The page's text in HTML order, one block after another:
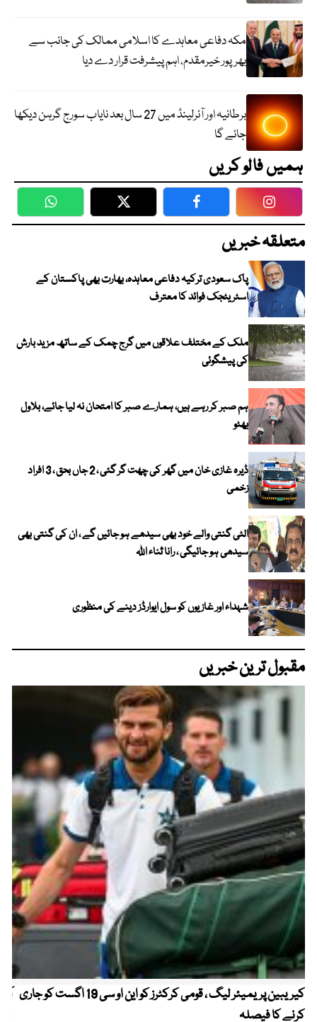
مکہ دفاعی معاہدے کا اسلامی ممالک کی جانب سے
بھرپور خیرمقدم، اہم پیشرفت قرار دے دیا
برطانیہ اور آئرلینڈ میں 27 سال بعد نایاب سورج گرہن دیکھا
جائے گا
ہمیں فالو کریں
WhatsApp Twitter Facebook
متعلقہ خبریں
پاک سعودی ترکیہ دفاعی معاہدہ، بھارت بھی پاکستان کے
اسٹریٹجک فوائد کا معترف
ملک کے مختلف علاقوں میں گرج چمک کے ساتھ مزید بارش
کی پیشگوئی
ہم صبر کر رہے ہیں، ہمارے صبر کا امتحان نہ لیا جائے، بلاول
بھٹو
ڈیرہ غازی خان میں گھر کی چھت گر گئی ، 2 جاں بحق ، 3 افراد
زخمی
الٹی گنتی والے خود بھی سیدھے ہو جائیں گے ، ان کی گنتی بھی
سیدھی ہو جائیگی ، رانا ثناء اللہ
شہداء اور غازیوں کو سول ایوارڈز دینے کی منظوری
مقبول ترین خبریں
کیریبین پریمیئر لیگ ، قومی کرکٹرز کو این او سی 19 اگست کو جاری
کرنے کا فیصلہ